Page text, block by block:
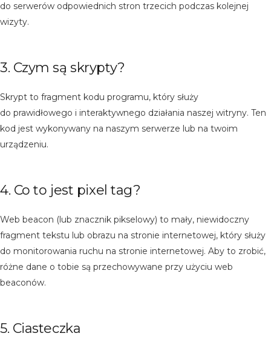
do serwerów odpowiednich stron trzecich podczas kolejnej
wizyty.
3. Czym są skrypty?
Skrypt to fragment kodu programu, który służy
do prawidłowego i interaktywnego działania naszej witryny. Ten
kod jest wykonywany na naszym serwerze lub na twoim
urządzeniu.
4. Co to jest pixel tag?
Web beacon (lub znacznik pikselowy) to mały, niewidoczny
fragment tekstu lub obrazu na stronie internetowej, który służy
do monitorowania ruchu na stronie internetowej. Aby to zrobić,
różne dane o tobie są przechowywane przy użyciu web
beaconów.
5. Ciasteczka